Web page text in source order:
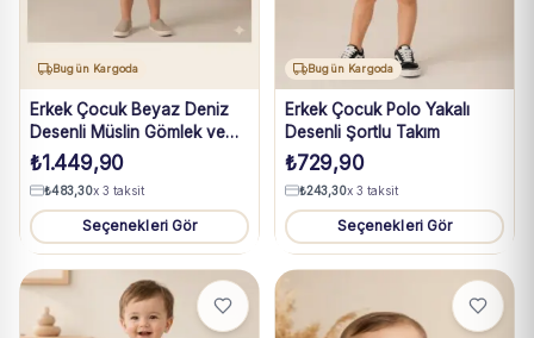
Bugün Kargoda
Erkek Çocuk Beyaz Deniz
Desenli Müslin Gömlek ve
Mavi Şort Takım 5-8 Yaş
₺1.449,90
₺483,30x 3 taksit
Seçenekleri Gör
Bugün Kargoda
Erkek Çocuk Polo Yakalı
Desenli Şortlu Takım
₺729,90
₺243,30x 3 taksit
Seçenekleri Gör